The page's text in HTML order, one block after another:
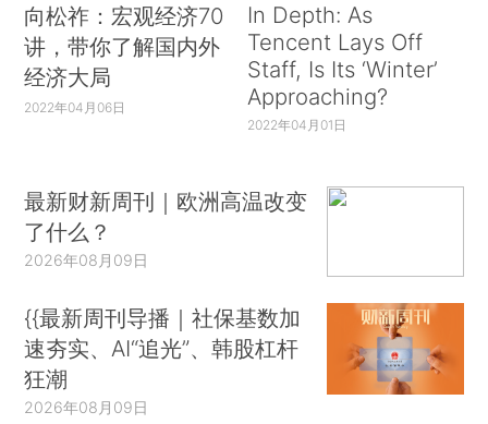
向松祚：宏观经济70
讲，带你了解国内外
经济大局
2022年04月06日
In Depth: As
Tencent Lays Off
Staff, Is Its ‘Winter’
Approaching?
2022年04月01日
最新财新周刊｜欧洲高温改变
了什么？
2026年08月09日
{{最新周刊导播｜社保基数加
速夯实、AI“追光”、韩股杠杆
狂潮
2026年08月09日